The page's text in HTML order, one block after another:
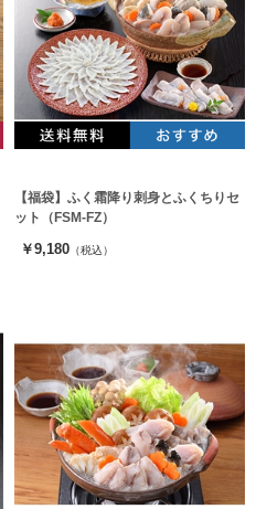
【福袋】ふく霜降り刺身とふくちりセ
ット（FSM-FZ）
￥9,180 （税込）